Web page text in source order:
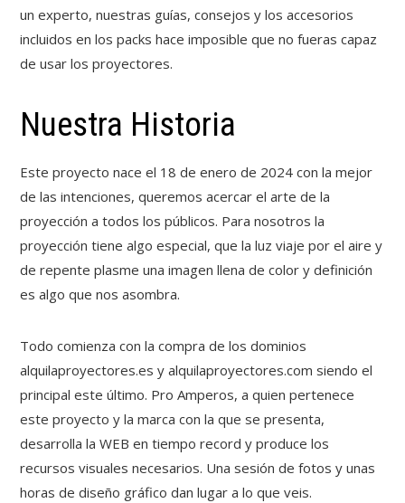
un experto, nuestras guías, consejos y los accesorios
incluidos en los packs hace imposible que no fueras capaz
de usar los proyectores.
Nuestra Historia
Este proyecto nace el 18 de enero de 2024 con la mejor
de las intenciones, queremos acercar el arte de la
proyección a todos los públicos. Para nosotros la
proyección tiene algo especial, que la luz viaje por el aire y
de repente plasme una imagen llena de color y definición
es algo que nos asombra.
Todo comienza con la compra de los dominios
alquilaproyectores.es y alquilaproyectores.com siendo el
principal este último. Pro Amperos, a quien pertenece
este proyecto y la marca con la que se presenta,
desarrolla la WEB en tiempo record y produce los
recursos visuales necesarios. Una sesión de fotos y unas
horas de diseño gráfico dan lugar a lo que veis.